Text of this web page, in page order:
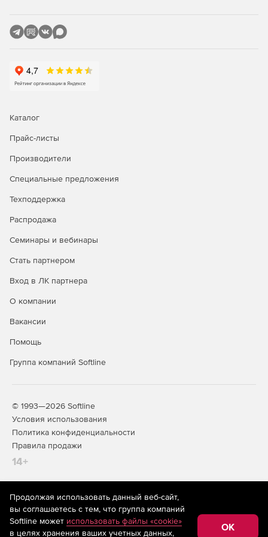
течения в соответствии со справочником Идельчика и
современными методами расчета многофазных течений.
цветового выделения, наглядно показывающего
элементы, ответственные за наибольшие гидравлические
потери.
Каталог
Прайс-листы
Производители
Специальные предложения
Техподдержка
Распродажа
Семинары и вебинары
Стать партнером
Вход в ЛК партнера
О компании
Вакансии
Помощь
Группа компаний Softline
© 1993—2026 Softline
Условия использования
Политика конфиденциальности
Правила продажи
14+
На информационном ресурсе store.softline.ru применяются
рекомендательные технологии(информационные технологии
предоставления информации на основе сбора,
систематизации и анализа сведений, относящихся к
Продолжая использовать данный веб-сайт,
вы соглашаетесь с тем, что группа компаний
Softline может использовать файлы «cookie»
в целях хранения ваших учетных данных,
OK